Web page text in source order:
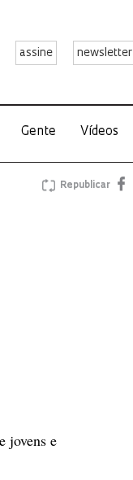
assine newsletter
Gente Vídeos
Republicar
jovens e